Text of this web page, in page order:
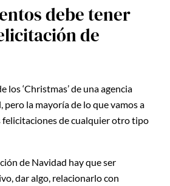
debe tener
de
los ‘Christmas’ de una agencia
la mayoría de lo que vamos a
felicitaciones de cualquier otro tipo
de Navidad hay que ser
dar algo, relacionarlo con